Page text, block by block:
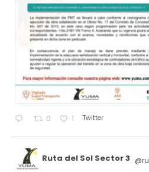
0 1 Twitter
Ruta del Sol Sector 3